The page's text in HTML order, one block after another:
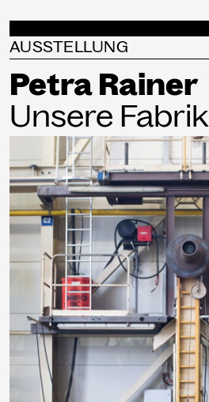
AUSSTELLUNG
Petra Rainer
Unsere Fabrik